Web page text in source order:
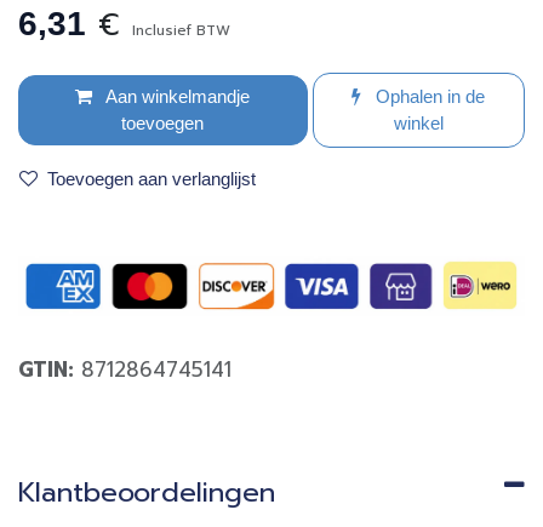
6,31 € Inclusief BTW
Aan winkelmandje
toevoegen
Ophalen in de
winkel
Toevoegen aan verlanglijst
GTIN: 8712864745141
Klantbeoordelingen